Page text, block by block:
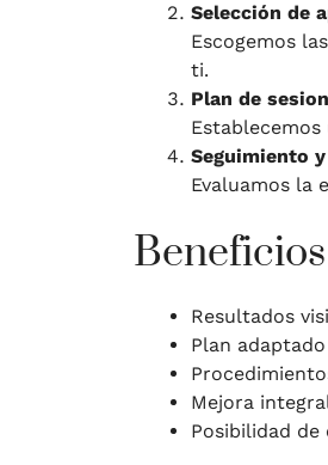
Selección de
Escogemos
ti.
Plan de
Seguimiento
Evaluamos la
Resultados
Plan
Mejora
Posibilidad